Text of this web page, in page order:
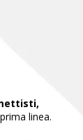
linea.